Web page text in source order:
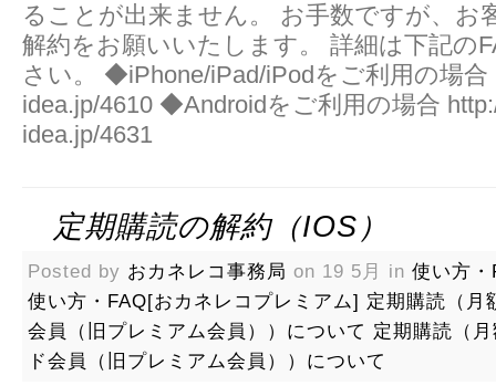
ることが出来ません。 お手数ですが、お
解約をお願いいたします。 詳細は下記の
さい。 ◆iPhone/iPad/iPodをご利用の場合
idea.jp/4610 ◆Androidをご利用の場合
idea.jp/4631
定期購読の解約（iOS）
Posted by おカネレコ事務局 on 19 5月 in 使い方
使い方・FAQ[おカネレコプレミアム] 定期購読（月
会員（旧プレミアム会員））について 定期購読（
ド会員（旧プレミアム会員））について